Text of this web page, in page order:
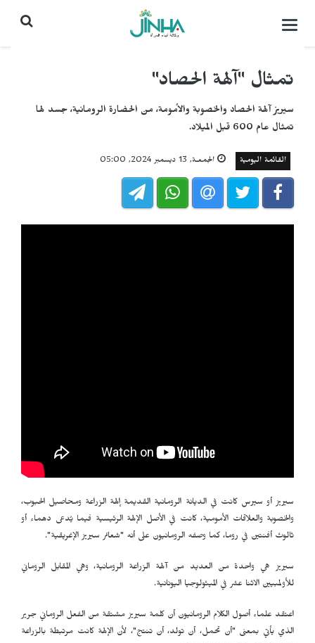
التحكم
تمثال "آلهة الحصاد"
سيريز آلهة الحصاد والخصوبة والأمومة، من الحضارة الرومانية، جسد لها
تمثال عام 600 قبل الميلاد.
القائمة اليومية الجمعـة, 13 ديسمبر 2024, 05:00
سيريز أو سيرس كانت في الديانة الرومانية القديمة إلهة الزراعة ومحاصيل الحبوب،
والخصوبة والعلاقات الأمومية، كانت في الأصل الإلهة الرئيسية فيما يُدعى دهماء أو
ثالوث أفنتين في روما، كما وصفه الرومانيون على أنه "شعائر سيريز الإغريقية".
سيريز هي واحدة من العديد من آلهة الزراعة الرومانية، وهي المقابل الروماني
للأولمبيين الاثنا عشر في الميثولوجيا اليونانية.
اعتقد علماء أصول الكلام الرومانيون أن كلمة سيريز مشتقة من الفعل الروماني جرير
الذي يأتي بمعنى "أن تحمل، أن تولد، أن تنتج"، لأن الإلهة كانت مرتبطة بالزراعة